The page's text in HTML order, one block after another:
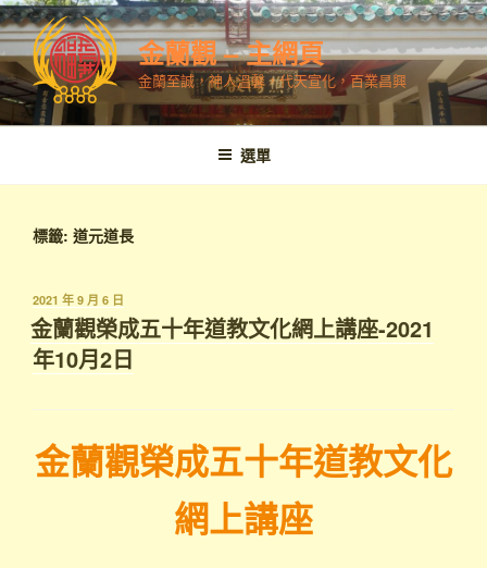
跳
至
內
容
金蘭觀 – 主網頁
金蘭至誠，神人溫馨，代天宣化，百業昌興
選單
標籤: 道元道長
發
表
於
2021 年 9 月 6 日
金蘭觀榮成五十年道教文化網上講座-2021
年10月2日
金蘭觀榮成五十年道教文化
網上講座